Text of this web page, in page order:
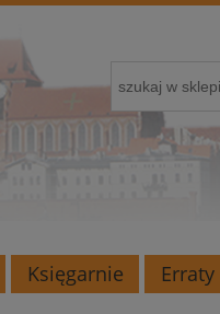
Księgarnie Erraty